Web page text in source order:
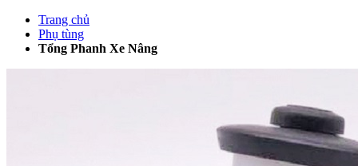
Trang chủ
Phụ tùng
Tổng Phanh Xe Nâng